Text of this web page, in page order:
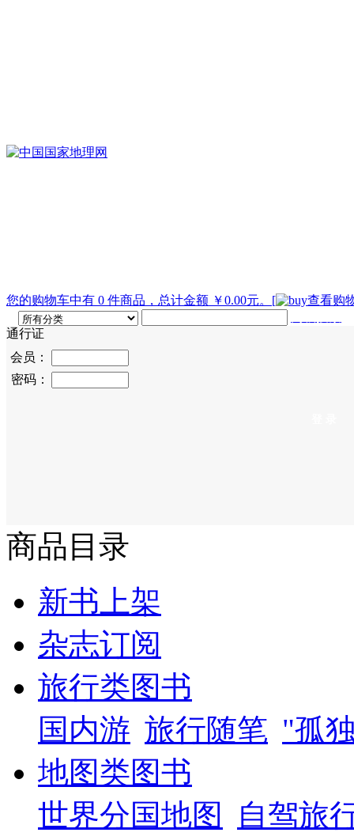
您的购物车中有 0 件商品，总计金额 ￥0.00元。 [
查看购
通行证
会员：
密码：
商品目录
新书上架
杂志订阅
旅行类图书
国内游 旅行随笔 "孤
地图类图书
世界分国地图
自驾旅